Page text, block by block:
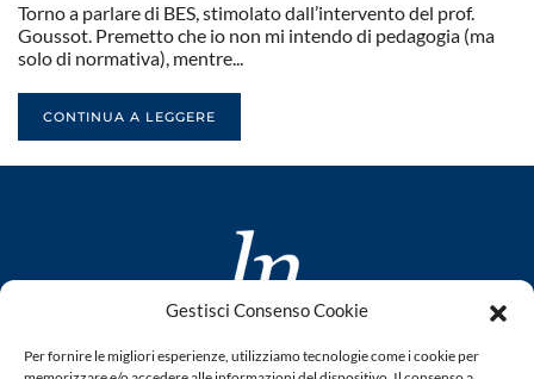
Gestisci Consenso Cookie
Per fornire le migliori esperienze, utilizziamo tecnologie come i cookie per
Torno a parlare di BES, stimolato dall’intervento del prof.
Goussot. Premetto che io non mi intendo di pedagogia (ma
solo di normativa), mentre...
CONTINUA A LEGGERE
www.laletteraturaenoi.it